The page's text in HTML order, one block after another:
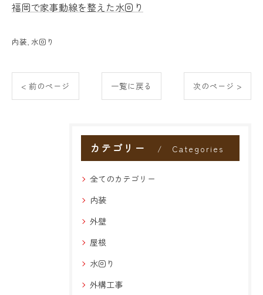
福岡で家事動線を整えた水回り
内装 水回り
< 前のページ 一覧に戻る 次のページ >
カテゴリー Categories
全てのカテゴリー
内装
外壁
屋根
水回り
外構工事